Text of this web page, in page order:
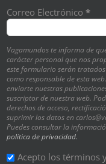
Correo Electrónico *
Vagamundos te informa de
carácter personal que nos
este formulario serán
como responsable de esta
enviarte nuestras
suscriptor de nuestra web.
derechos de acceso,
suprimir los datos en
Puedes consultar la
política de privacidad.
Acepto los términos